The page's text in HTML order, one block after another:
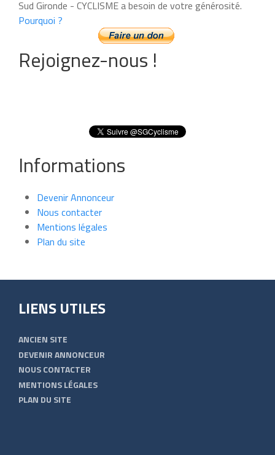
Sud Gironde - CYCLISME a besoin de votre générosité.
Pourquoi ?
Rejoignez-nous !
Informations
Devenir Annonceur
Nous contacter
Mentions légales
Plan du site
LIENS UTILES
ANCIEN SITE
DEVENIR ANNONCEUR
NOUS CONTACTER
MENTIONS LÉGALES
PLAN DU SITE